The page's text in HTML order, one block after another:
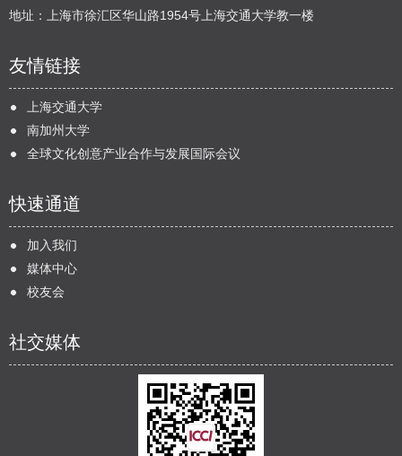
地址：上海市徐汇区华山路1954号上海交通大学教一楼
友情链接
上海交通大学
南加州大学
全球文化创意产业合作与发展国际会议
快速通道
加入我们
媒体中心
校友会
社交媒体